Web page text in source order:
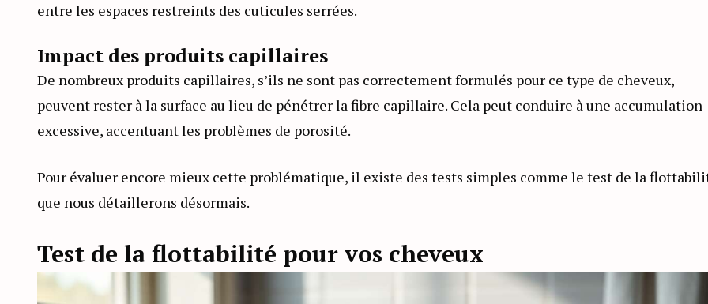
entre les espaces restreints des cuticules serrées.
Impact des produits capillaires
De nombreux produits capillaires, s’ils ne sont pas correctement formulés pour ce type de cheveux,
peuvent rester à la surface au lieu de pénétrer la fibre capillaire. Cela peut conduire à une accumulation
excessive, accentuant les problèmes de porosité.
Pour évaluer encore mieux cette problématique, il existe des tests simples comme le test de la
que nous détaillerons désormais.
Test de la flottabilité pour vos cheveux